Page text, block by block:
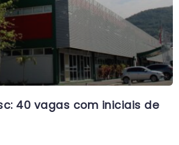
40 vagas com iniciais de